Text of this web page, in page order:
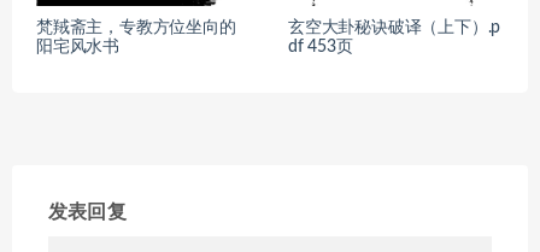
梵羢斋主，专教方位坐向的
阳宅风水书
玄空大卦秘诀破译（上下）.p
df 453页
发表回复